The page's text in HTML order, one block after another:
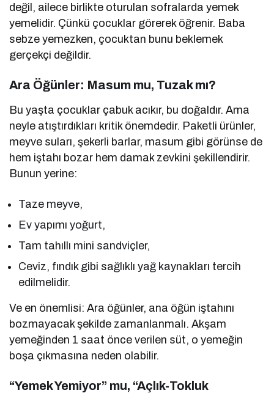
değil, ailece birlikte oturulan sofralarda yemek
yemelidir. Çünkü çocuklar görerek öğrenir. Baba
sebze yemezken, çocuktan bunu beklemek
gerçekçi değildir.
Ara Öğünler: Masum mu, Tuzak mı?
Bu yaşta çocuklar çabuk acıkır, bu doğaldır. Ama
neyle atıştırdıkları kritik önemdedir. Paketli ürünler,
meyve suları, şekerli barlar, masum gibi görünse de
hem iştahı bozar hem damak zevkini şekillendirir.
Bunun yerine:
Taze meyve,
Ev yapımı yoğurt,
Tam tahıllı mini sandviçler,
Ceviz, fındık gibi sağlıklı yağ kaynakları tercih
edilmelidir.
Ve en önemlisi: Ara öğünler, ana öğün iştahını
bozmayacak şekilde zamanlanmalı. Akşam
yemeğinden 1 saat önce verilen süt, o yemeğin
boşa çıkmasına neden olabilir.
“Yemek Yemiyor” mu, “Açlık-Tokluk